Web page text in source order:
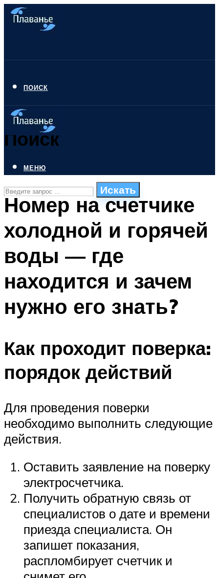
ПОИСК
Поиск
Искать
СТИЛИ ПЛАВАНЬЯ
ПЛАВАНЬЕ ДЛЯ ДЕТЕЙ
БАССЕЙН ДЛЯ ДОМА
МЕНЮ
МЕНЮ
Номер на счетчике
холодной и горячей
воды — где
находится и зачем
нужно его знать?
Как проходит поверка:
порядок действий
Для проведения поверки
необходимо выполнить следующие
действия.
Оставить заявление на поверку
электросчетчика.
Получить обратную связь от
специалистов о дате и времени
приезда специалиста. Он
запишет показания,
распломбирует счетчик и